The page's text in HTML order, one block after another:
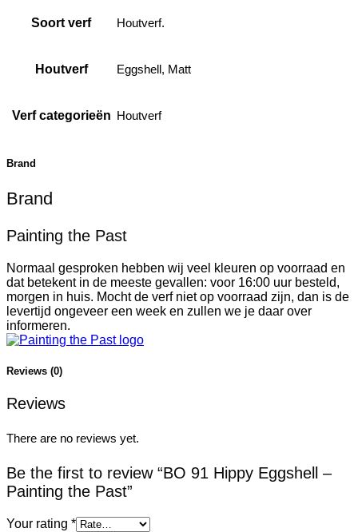
Soort verf Houtverf.
Houtverf Eggshell, Matt
Verf categorieën Houtverf
Brand
Brand
Painting the Past
Normaal gesproken hebben wij veel kleuren op voorraad en
dat betekent in de meeste gevallen: voor 16:00 uur besteld,
morgen in huis. Mocht de verf niet op voorraad zijn, dan is de
levertijd ongeveer een week en zullen we je daar over
informeren.
Reviews (0)
Reviews
There are no reviews yet.
Be the first to review “BO 91 Hippy Eggshell –
Painting the Past”
Your rating *